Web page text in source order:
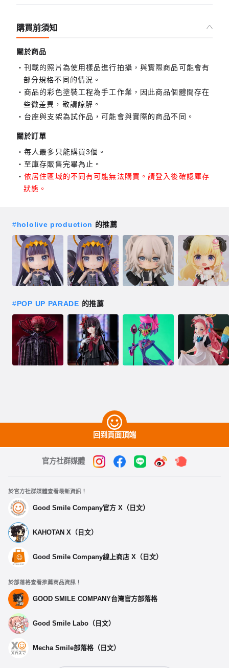
購買前須知
關於商品
刊載的照片為使用樣品進行拍攝，與實際商品可能會有
部分規格不同的情況。
商品的彩色塗裝工程為手工作業，因此商品個體間存在
些微差異，敬請諒解。
台座與支架為試作品，可能會與實際的商品不同。
關於訂單
每人最多只能購買3個。
至庫存販售完畢為止。
依居住區域的不同有可能無法購買。請登入後確認庫存
狀態。
#hololive production 的推薦
#POP UP PARADE 的推薦
回到頁面頂端
官方社群媒體
於官方社群媒體查看最新資訊！
Good Smile Company官方 X（日文）
KAHOTAN X（日文）
Good Smile Company線上商店 X（日文）
於部落格查看推薦商品資訊！
GOOD SMILE COMPANY台灣官方部落格
Good Smile Labo（日文）
Mecha Smile部落格（日文）